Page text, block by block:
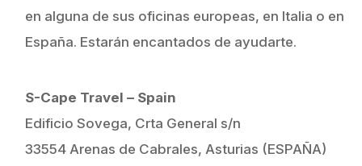
en alguna de sus oficinas europeas, en Italia o en
España. Estarán encantados de ayudarte.
S-Cape Travel – Spain
Edificio Sovega, Crta General s/n
33554 Arenas de Cabrales, Asturias (ESPAÑA)